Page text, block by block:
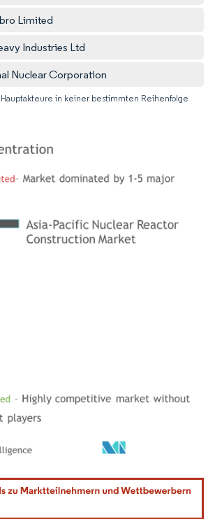
Limited
Industries Ltd
Nuclear Corporation
Hauptakteure in keiner bestimmten Reihenfolge
Wiederverwendung erfordert Namensnennung gemäß